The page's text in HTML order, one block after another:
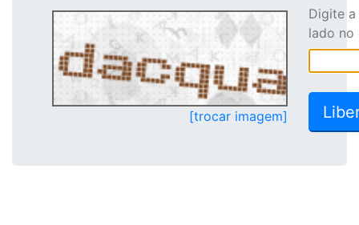
[trocar imagem]
Digite
lado no